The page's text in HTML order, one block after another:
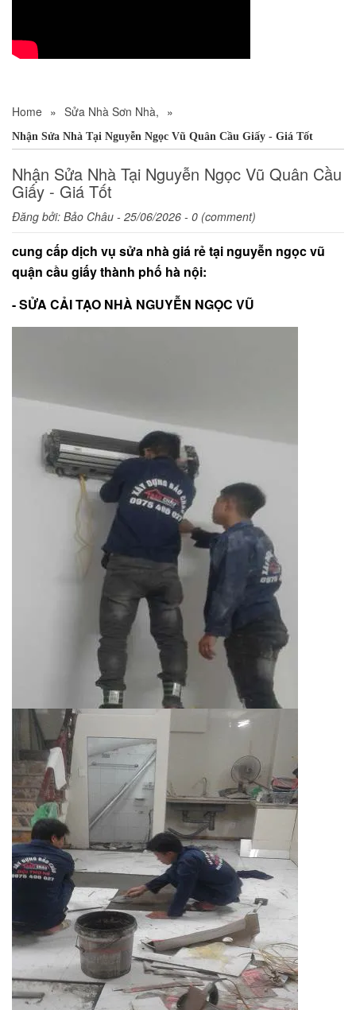
Home » Sửa Nhà Sơn Nhà, »
Nhận Sửa Nhà Tại Nguyễn Ngọc Vũ Quân Cầu Giấy - Giá Tốt
Nhận Sửa Nhà Tại Nguyễn Ngọc Vũ Quân Cầu
Giấy - Giá Tốt
Đăng bởi: Bảo Châu - 25/06/2026 - 0 (comment)
cung cấp dịch vụ sửa nhà giá rẻ tại nguyễn ngọc vũ
quận cầu giấy thành phố hà nội:
- SỬA CẢI TẠO NHÀ NGUYỄN NGỌC VŨ